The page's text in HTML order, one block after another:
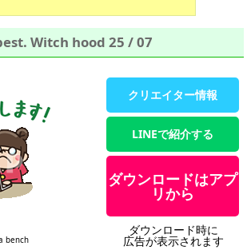
Witch hood 25 / 07
bench
クリエイター情報
LINEで紹介する
ダウンロードはアプ
リから
ダウンロード時に
広告が表示されます